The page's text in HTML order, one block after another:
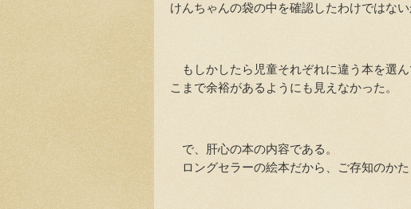
けんちゃんの袋の中を確認したわけではない
もしかしたら児童それぞれに違う本を選
こまで余裕があるようにも見えなかった。
で、肝心の本の内容である。
ロングセラーの絵本だから、ご存知のかた